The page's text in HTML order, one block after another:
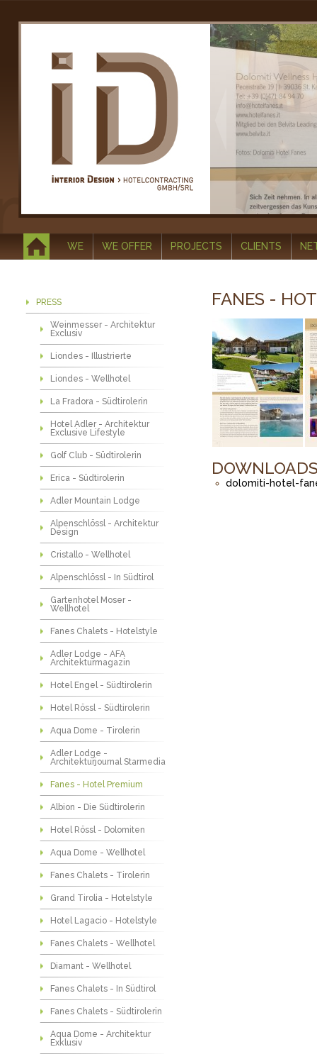
WE WE OFFER PROJECTS CLIENTS
PRESS
Weinmesser - Architektur
Exclusiv
Liondes - Illustrierte
Liondes - Wellhotel
La Fradora - Südtirolerin
Hotel Adler - Architektur
Exclusive Lifestyle
Golf Club - Südtirolerin
Erica - Südtirolerin
Adler Mountain Lodge
Alpenschlössl - Architektur
Design
Cristallo - Wellhotel
Alpenschlössl - In Südtirol
Gartenhotel Moser -
Wellhotel
Fanes Chalets - Hotelstyle
Adler Lodge - AFA
Architekturmagazin
Hotel Engel - Südtirolerin
Hotel Rössl - Südtirolerin
Aqua Dome - Tirolerin
Adler Lodge -
Architekturjournal Starmedia
Fanes - Hotel Premium
Albion - Die Südtirolerin
Hotel Rössl - Dolomiten
Aqua Dome - Wellhotel
Fanes Chalets - Tirolerin
Grand Tirolia - Hotelstyle
Hotel Lagacio - Hotelstyle
Fanes Chalets - Wellhotel
Diamant - Wellhotel
Fanes Chalets - In Südtirol
Fanes Chalets - Südtirolerin
Aqua Dome - Architektur
Exklusiv
FANES -
dolomiti-hotel-